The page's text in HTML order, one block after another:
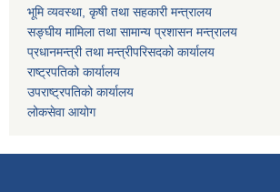
भूमि व्यवस्था, कृषी तथा सहकारी मन्त्रालय
सङ्घीय मामिला तथा सामान्य प्रशासन मन्त्रालय
प्रधानमन्त्री तथा मन्त्रीपरिसदको कार्यालय
राष्ट्रपतिको कार्यालय
उपराष्ट्रपतिको कार्यालय
लोकसेवा आयोग